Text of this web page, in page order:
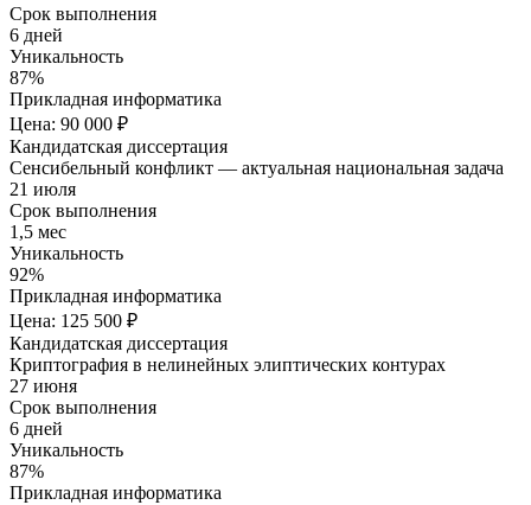
Срок выполнения
6 дней
Уникальность
87%
Прикладная информатика
Цена: 90 000 ₽
Кандидатская диссертация
Сенсибельный конфликт — актуальная национальная задача
21 июля
Срок выполнения
1,5 мес
Уникальность
92%
Прикладная информатика
Цена: 125 500 ₽
Кандидатская диссертация
Криптография в нелинейных элиптических контурах
27 июня
Срок выполнения
6 дней
Уникальность
87%
Прикладная информатика